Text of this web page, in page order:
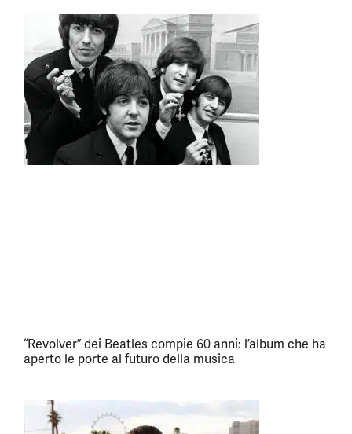
“Revolver” dei Beatles compie 60 anni: l’album che ha
aperto le porte al futuro della musica